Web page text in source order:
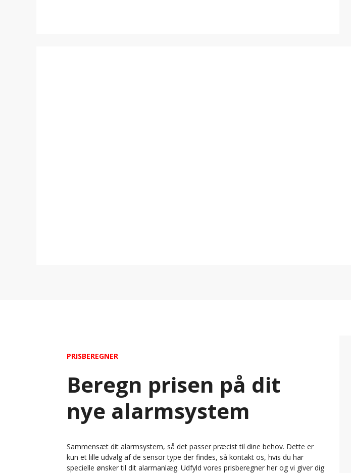
PRISBEREGNER
Beregn prisen på dit
nye alarmsystem
Sammensæt dit alarmsystem, så det passer præcist til dine behov. Dette er
kun et lille udvalg af de sensor type der findes, så kontakt os, hvis du har
specielle ønsker til dit alarmanlæg. Udfyld vores prisberegner her og vi giver dig